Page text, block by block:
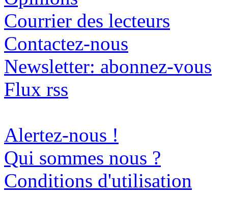
Courrier des lecteurs
Contactez-nous
Newsletter: abonnez-vous
Flux rss
Alertez-nous !
Qui sommes nous ?
Conditions d'utilisation